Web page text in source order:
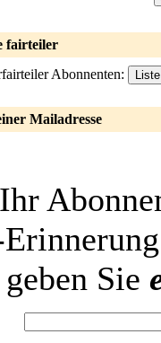
fairteiler
Abonnenten:
Mailadresse
Sie